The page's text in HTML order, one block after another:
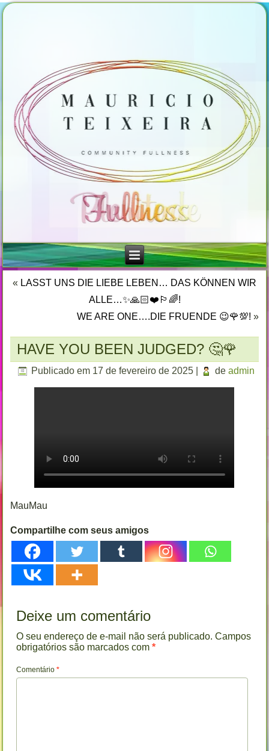
« LASST UNS DIE LIEBE LEBEN… DAS KÖNNEN WIR
ALLE…✨🙏🏻❤️🏳️‍🌈!
WE ARE ONE….DIE FRUENDE 😉🌹💯! »
HAVE YOU BEEN JUDGED? 🤔🌹
Publicado em 17 de fevereiro de 2025 de admin
MauMau
Compartilhe com seus amigos
Deixe um comentário
O seu endereço de e-mail não será publicado. Campos
obrigatórios são marcados com*
Comentário*